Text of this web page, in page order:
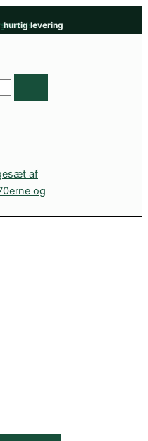
hurtig levering